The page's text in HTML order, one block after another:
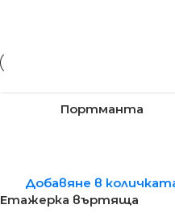
Портманта
Добавяне в
Етажерка въртяща